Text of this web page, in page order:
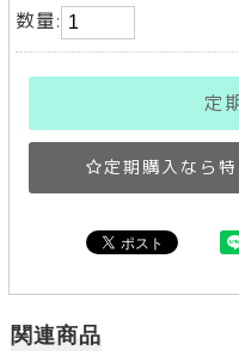
数量:
定
定期購入なら
関連商品